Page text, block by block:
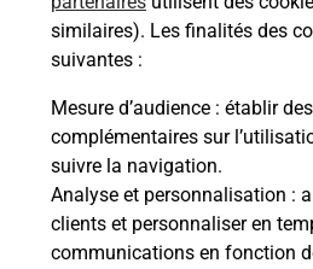
similaires). Les finalités des
suivantes :
Mesure d’audience : établir
complémentaires sur
suivre la navigation.
Analyse et personnalisation :
clients et personnaliser en
communications en fonction
Envoyer un colis
Vous souhaitez envoyer un